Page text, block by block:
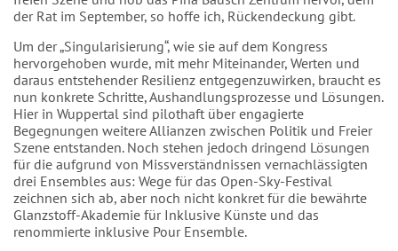
der Rat im September, so hoffe ich, Rückendeckung gibt.
Um der „Singularisierung“, wie sie auf dem Kongress
hervorgehoben wurde, mit mehr Miteinander, Werten und
daraus entstehender Resilienz entgegenzuwirken, braucht es
nun konkrete Schritte, Aushandlungsprozesse und Lösungen.
Hier in Wuppertal sind pilothaft über engagierte
Begegnungen weitere Allianzen zwischen Politik und Freier
Szene entstanden. Noch stehen jedoch dringend Lösungen
für die aufgrund von Missverständnissen vernachlässigten
drei Ensembles aus: Wege für das Open-Sky-Festival
zeichnen sich ab, aber noch nicht konkret für die bewährte
Glanzstoff-Akademie für Inklusive Künste und das
renommierte inklusive Pour Ensemble.